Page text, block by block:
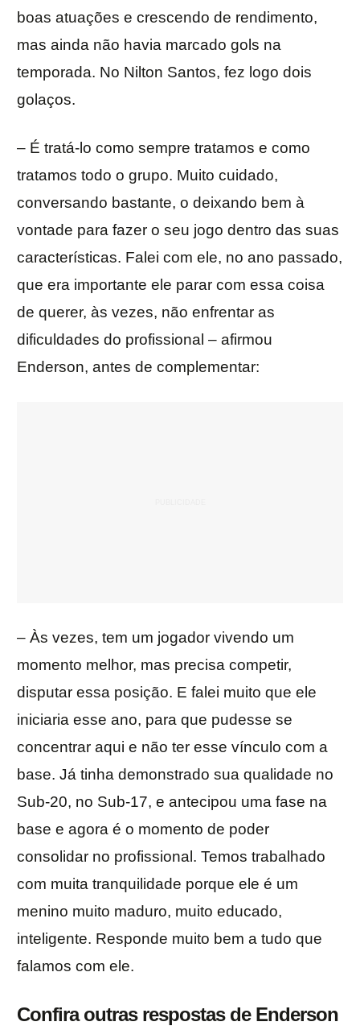
boas atuações e crescendo de rendimento,
mas ainda não havia marcado gols na
temporada. No Nilton Santos, fez logo dois
golaços.
– É tratá-lo como sempre tratamos e como
tratamos todo o grupo. Muito cuidado,
conversando bastante, o deixando bem à
vontade para fazer o seu jogo dentro das suas
características. Falei com ele, no ano passado,
que era importante ele parar com essa coisa
de querer, às vezes, não enfrentar as
dificuldades do profissional – afirmou
Enderson, antes de complementar:
– Às vezes, tem um jogador vivendo um
momento melhor, mas precisa competir,
disputar essa posição. E falei muito que ele
iniciaria esse ano, para que pudesse se
concentrar aqui e não ter esse vínculo com a
base. Já tinha demonstrado sua qualidade no
Sub-20, no Sub-17, e antecipou uma fase na
base e agora é o momento de poder
consolidar no profissional. Temos trabalhado
com muita tranquilidade porque ele é um
menino muito maduro, muito educado,
inteligente. Responde muito bem a tudo que
falamos com ele.
Confira outras respostas de Enderson